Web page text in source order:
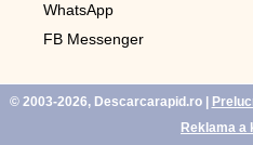
WhatsApp
FB Messenger
© 2003-2026, Descarcarapid.ro|
Reklama a